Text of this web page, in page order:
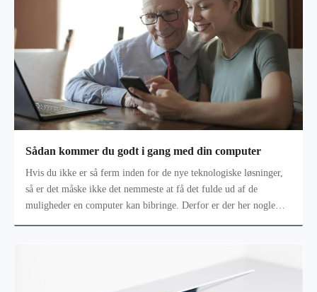
Sådan kommer du godt i gang med din computer
Hvis du ikke er så ferm inden for de nye teknologiske løsninger,
så er det måske ikke det nemmeste at få det fulde ud af de
muligheder en computer kan bibringe. Derfor er der her nogle